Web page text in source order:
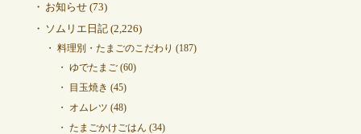
お知らせ(73)
ソムリエ日記(2,226)
料理別・たまごのこだわり (187)
ゆでたまご(60)
目玉焼き (45)
オムレツ (48)
たまごかけごはん (34)